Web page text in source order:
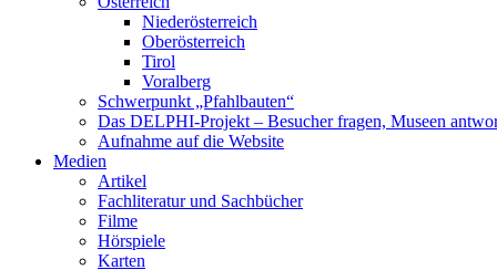
Niederösterreich
Oberösterreich
Tirol
Voralberg
Schwerpunkt „Pfahlbauten“
Das DELPHI-Projekt – Besucher fragen, Museen
Aufnahme auf die Website
Medien
Artikel
Fachliteratur und Sachbücher
Filme
Hörspiele
Karten